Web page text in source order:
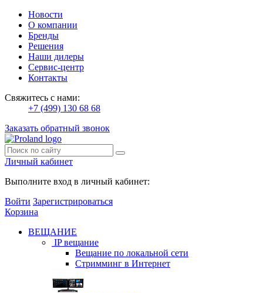
Новости
О компании
Бренды
Решения
Наши дилеры
Сервис-центр
Контакты
Свяжитесь с нами:
+7 (499) 130 68 68
Заказать обратный звонок
Личный кабинет
Выполните вход в личный кабинет:
Войти Зарегистрироваться
Корзина
ВЕЩАНИЕ
IP вещание
Вещание по локальной сети
Стримминг в Интернет